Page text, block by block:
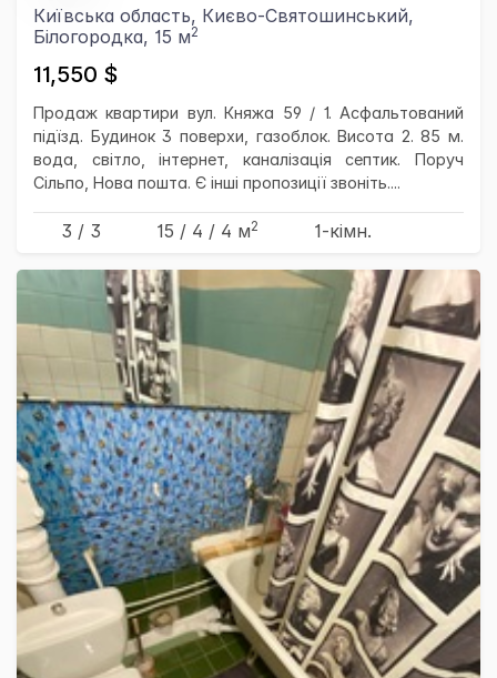
Київська область, Києво-Святошинський,
Білогородка, 15 м2
11,550 $
Продаж квартири вул. Княжа 59 / 1. Асфальтований
підїзд. Будинок 3 поверхи, газоблок. Висота 2. 85 м.
вода, світло, інтернет, каналізація септик. Поруч
Сільпо, Нова пошта. Є інші пропозиції звоніть....
3 / 3 15 / 4 / 4 м2 1-кімн.